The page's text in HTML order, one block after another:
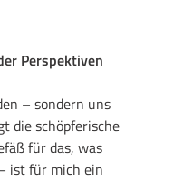
Perspektiven
– sondern uns
die schöpferische
für das, was
ist für mich ein